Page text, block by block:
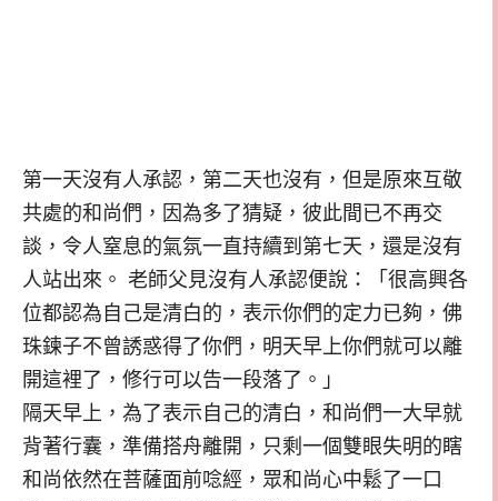
第一天沒有人承認，第二天也沒有，但是原來互敬
共處的和尚們，因為多了猜疑，彼此間已不再交
談，令人窒息的氣氛一直持續到第七天，還是沒有
人站出來。 老師父見沒有人承認便說：「很高興各
位都認為自己是清白的，表示你們的定力已夠，佛
珠鍊子不曾誘惑得了你們，明天早上你們就可以離
開這裡了，修行可以告一段落了。」
隔天早上，為了表示自己的清白，和尚們一大早就
背著行囊，準備搭舟離開，只剩一個雙眼失明的瞎
和尚依然在菩薩面前唸經，眾和尚心中鬆了一口